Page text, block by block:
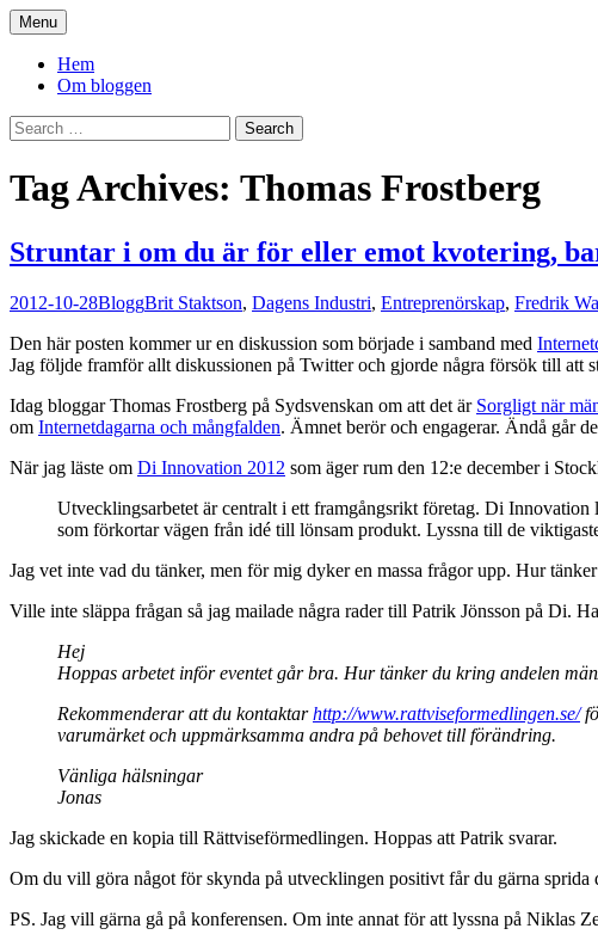
Skip
to
content
You. Me. We.
Menu
Hem
Om bloggen
Search
for:
Tag Archives: Thomas Frostberg
Struntar i om du är för eller emot kvotering,
2012-10-28BloggBrit Staktson, Dagens Industri, Entreprenörskap, Fredrik
Den här posten kommer ur en diskussion som började i samband med
Jag följde framför allt diskussionen på Twitter och gjorde några försök till att
Idag bloggar Thomas Frostberg på Sydsvenskan om att det är Sorgligt när
om Internetdagarna och mångfalden. Ämnet berör och engagerar. Ändå går
När jag läste om Di Innovation 2012 som äger rum den 12:e december i
Utvecklingsarbetet är centralt i ett framgångsrikt företag. Di
som förkortar vägen från idé till lönsam produkt. Lyssna till de
Jag vet inte vad du tänker, men för mig dyker en massa frågor upp. Hur
Ville inte släppa frågan så jag mailade några rader till Patrik Jönsson på Di.
Hej
Hoppas arbetet inför eventet går bra. Hur tänker du kring andelen
Rekommenderar att du kontaktarhttp://www.rattviseformedlingen.se/
varumärket och uppmärksamma andra på behovet till förändring.
Vänliga hälsningar
Jonas
Jag skickade en kopia till Rättviseförmedlingen. Hoppas att Patrik svarar.
Om du vill göra något för skynda på utvecklingen positivt får du gärna
PS. Jag vill gärna gå på konferensen. Om inte annat för att lyssna på Niklas